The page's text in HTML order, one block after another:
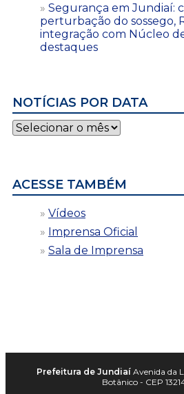
Segurança em Jundiaí:
perturbação do sossego,
integração com Núcleo
destaques
NOTÍCIAS POR DATA
Notícias
por
ACESSE TAMBÉM
Vídeos
Imprensa Oficial
Sala de Imprensa
Prefeitura de Jundiaí Avenida da
Botânico - CEP